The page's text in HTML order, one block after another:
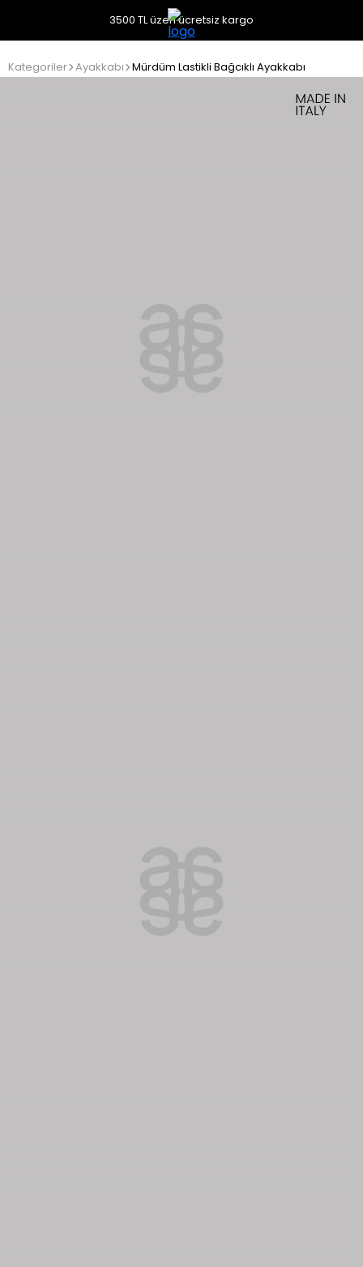
3500 TL üzeri ücretsiz kargo
Kategoriler Ayakkabı Mürdüm Lastikli Bağcıklı Ayakkabı